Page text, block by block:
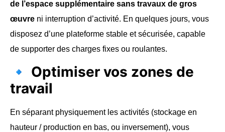
de l’espace supplémentaire sans travaux de gros
œuvre ni interruption d’activité. En quelques jours, vous
disposez d’une plateforme stable et sécurisée, capable
de supporter des charges fixes ou roulantes.
🔹 Optimiser vos zones de
travail
En séparant physiquement les activités (stockage en
hauteur / production en bas, ou inversement), vous